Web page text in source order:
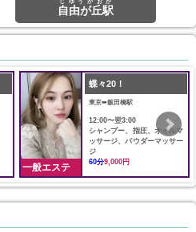
自由が丘駅
じゆうがおか
一般エステ
蝶々20！
東京➠飯田橋駅
12:00〜翌3:00
シャンプー、指圧、オイルマ
ッサージ、パウダーマッサー
ジ
60分9,000円